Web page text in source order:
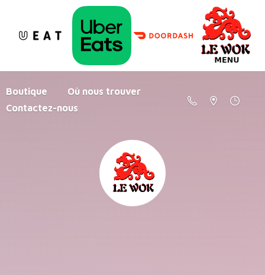
Boutique
Où nous trouver
Contactez-nous